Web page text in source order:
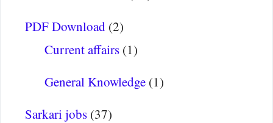
PDF Download (2)
Current affairs(1)
General Knowledge(1)
Sarkari jobs (37)